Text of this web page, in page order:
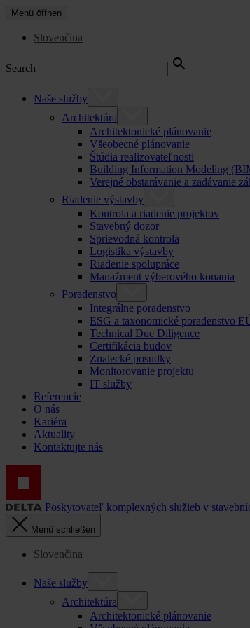
Menü öffnen
Slovenčina
Search
Naše služby
Architektúra
Architektonické plánovanie
Všeobecné plánovanie
Štúdia realizovateľnosti
Building Information Modeling
Verejné obstarávanie a zadávanie
Riadenie výstavby
Kontrola a riadenie projektov
Stavebný dozor
Sprievodná kontrola
Logistika výstavby
Riadenie spolupráce
Manažment výberového konania
Poradenstvo
Integrálne poradenstvo
ESG a taxonomické poradenstvo
Technical Due Diligence
Certifikácia budov
Znalecké posudky
Monitorovanie projektu
IT služby
Referencie
O nás
Kariéra
Aktuality
Kontaktujte nás
Poskytovateľ komplexných služieb v
Menü schließen
Slovenčina
Naše služby
Architektúra
Architektonické plánovanie